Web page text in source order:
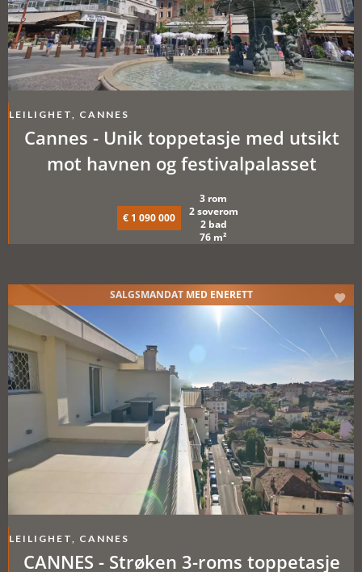
LEILIGHET, CANNES
Cannes - Unik toppetasje med utsikt
mot havnen og festivalpalasset
€ 1 090 000
3 rom
2 soverom
2 bad
76 m²
LEILIGHET, CANNES
CANNES - Strøken 3-roms toppetasje
SALGSMANDAT MED ENERETT